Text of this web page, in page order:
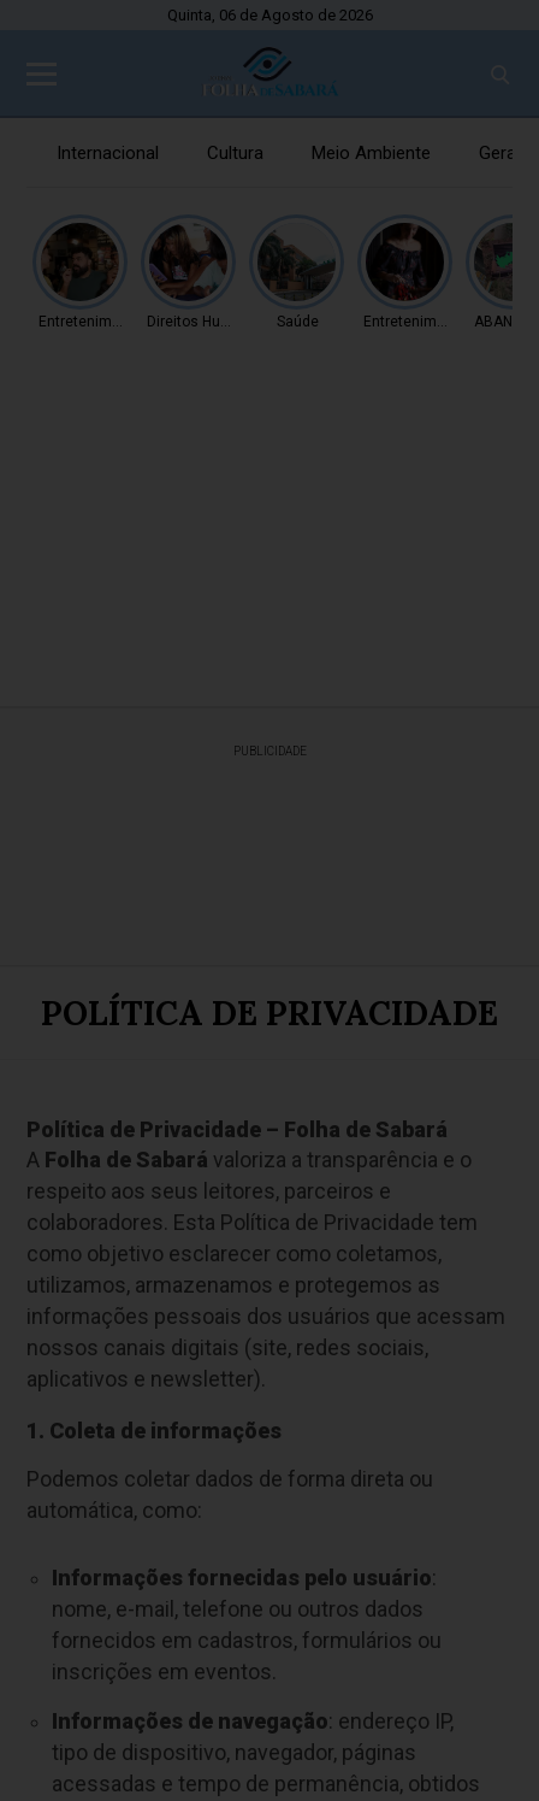
Quinta, 06 de Agosto de 2026
Internacional Cultura Meio Ambiente Gerais
Entretenimento Direitos Humanos Saúde Entretenimento
PUBLICIDADE
POLÍTICA DE PRIVACIDADE
Política de Privacidade – Folha de Sabará
A Folha de Sabará valoriza a transparência e o
respeito aos seus leitores, parceiros e
colaboradores. Esta Política de Privacidade tem
como objetivo esclarecer como coletamos,
utilizamos, armazenamos e protegemos as
informações pessoais dos usuários que acessam
nossos canais digitais (site, redes sociais,
aplicativos e newsletter).
1. Coleta de informações
Podemos coletar dados de forma direta ou
automática, como:
Informações fornecidas pelo usuário:
nome, e-mail, telefone ou outros dados
fornecidos em cadastros, formulários ou
inscrições em eventos.
Informações de navegação: endereço IP,
tipo de dispositivo, navegador, páginas
acessadas e tempo de permanência, obtidos